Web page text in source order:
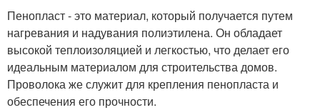
Пенопласт - это материал, который получается путем
нагревания и надувания полиэтилена. Он обладает
высокой теплоизоляцией и легкостью, что делает его
идеальным материалом для строительства домов.
Проволока же служит для крепления пенопласта и
обеспечения его прочности.